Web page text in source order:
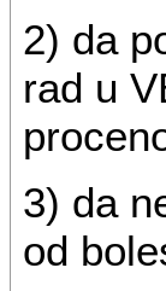
2) da
rad u
3) da
od